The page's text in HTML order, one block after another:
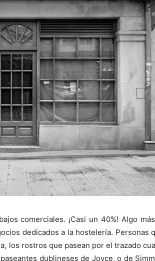
comerciales. ¡Casi un 40%! Algo
dedicados a la hostelería. Personas
los rostros que pasean por el trazado
dublineses de Joyce, o de